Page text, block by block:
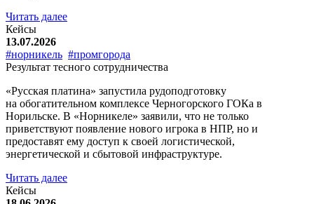
Читать далее
Кейсы
13.07.2026
#норникель #промгорода
Результат тесного сотрудничества
«Русская платина» запустила рудоподготовку
на обогатительном комплексе Черногорского ГОКа в
Норильске. В «Норникеле» заявили, что не только
приветствуют появление нового игрока в НПР, но и
предоставят ему доступ к своей логистической,
энергетической и сбытовой инфраструктуре.
Читать далее
Кейсы